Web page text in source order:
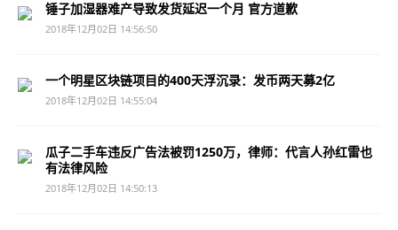
锤子加湿器难产导致发货延迟一个月 官方道歉
2018年12月02日 14:56:50
一个明星区块链项目的400天浮沉录：发币两天募2亿
2018年12月02日 14:55:04
瓜子二手车违反广告法被罚1250万，律师：代言人孙红雷也
有法律风险
2018年12月02日 14:50:13